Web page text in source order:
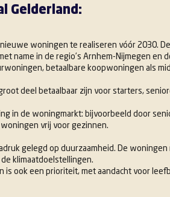
Gelderland:
woningen te realiseren vóór 2030.
name in de regio’s Arnhem-Nijmegen en
betaalbare koopwoningen als
deel betaalbaar zijn voor starters,
in de woningmarkt: bijvoorbeeld door
vrij voor gezinnen.
gelegd op duurzaamheid. De
klimaatdoelstellingen.
ook een prioriteit, met aandacht voor